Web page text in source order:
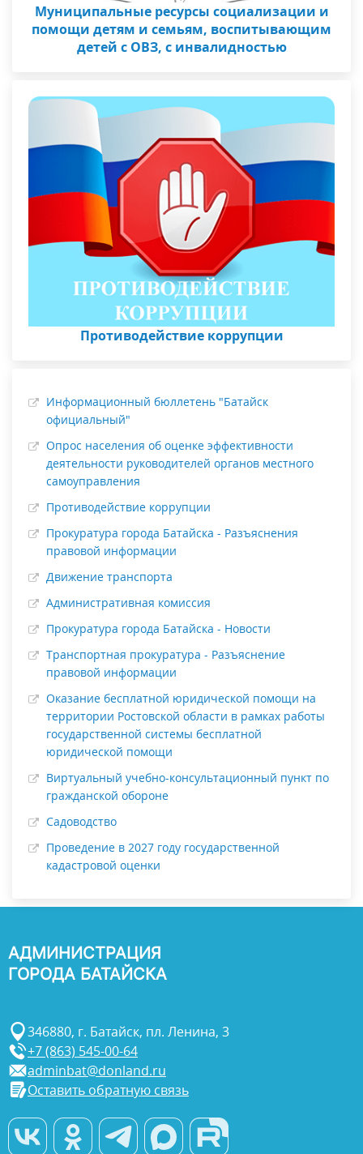
Муниципальные ресурсы социализации и
помощи детям и семьям, воспитывающим
детей с ОВЗ, с инвалидностью
Противодействие коррупции
Информационный бюллетень "Батайск
официальный"
Опрос населения об оценке эффективности
деятельности руководителей органов местного
самоуправления
Противодействие коррупции
Прокуратура города Батайска - Разъяснения
правовой информации
Движение транспорта
Административная комиссия
Прокуратура города Батайска - Новости
Транспортная прокуратура - Разъяснение
правовой информации
Оказание бесплатной юридической помощи на
территории Ростовской области в рамках работы
государственной системы бесплатной
юридической помощи
Виртуальный учебно-консультационный пункт по
гражданской обороне
Садоводство
Проведение в 2027 году государственной
кадастровой оценки
АДМИНИСТРАЦИЯ
ГОРОДА БАТАЙСКА
346880, г. Батайск, пл. Ленина, 3
+7 (863) 545-00-64
adminbat@donland.ru
Оставить обратную связь